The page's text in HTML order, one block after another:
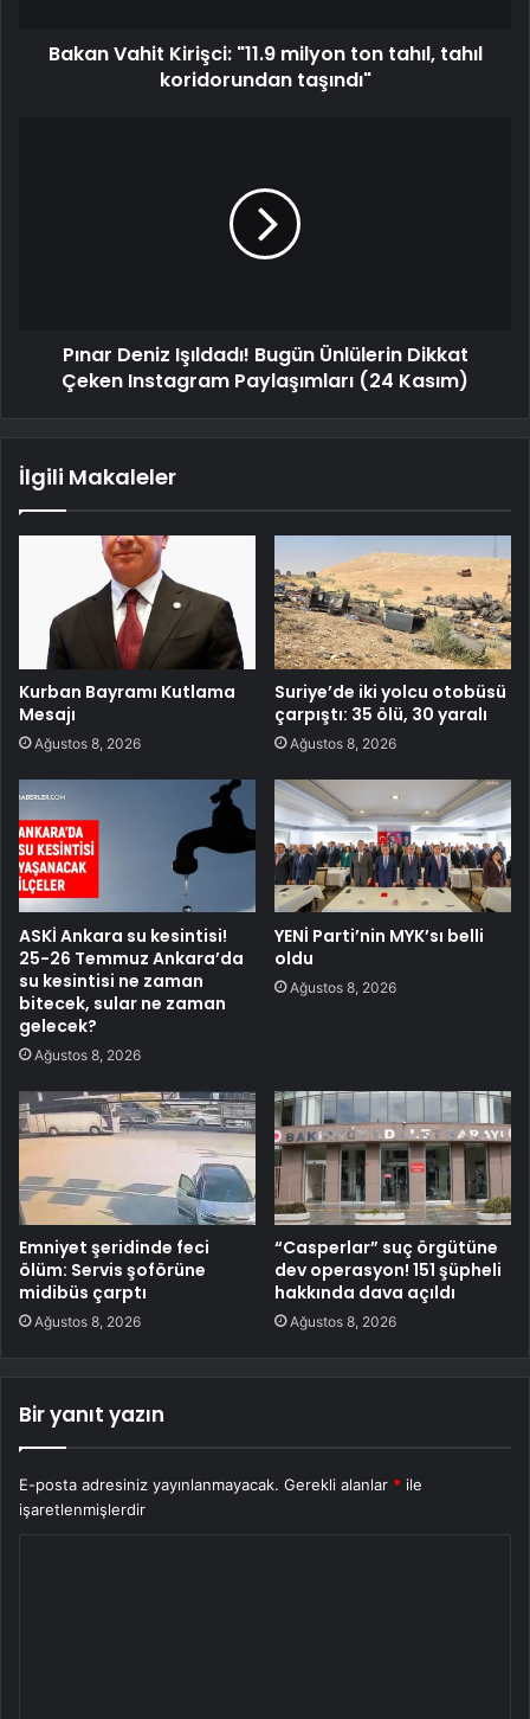
Bakan Vahit Kirişci: "11.9 milyon ton tahıl, tahıl
koridorundan taşındı"
Pınar Deniz Işıldadı! Bugün Ünlülerin Dikkat
Çeken Instagram Paylaşımları (24 Kasım)
İlgili Makaleler
Kurban Bayramı Kutlama
Mesajı
Ağustos 8, 2026
Suriye’de iki yolcu otobüsü
çarpıştı: 35 ölü, 30 yaralı
Ağustos 8, 2026
ASKİ Ankara su kesintisi!
25-26 Temmuz Ankara’da
su kesintisi ne zaman
bitecek, sular ne zaman
gelecek?
Ağustos 8, 2026
YENİ Parti’nin MYK’sı belli
oldu
Ağustos 8, 2026
Emniyet şeridinde feci
ölüm: Servis şoförüne
midibüs çarptı
Ağustos 8, 2026
“Casperlar” suç örgütüne
dev operasyon! 151 şüpheli
hakkında dava açıldı
Ağustos 8, 2026
Bir yanıt yazın
E-posta adresiniz yayınlanmayacak. Gerekli alanlar * ile
işaretlenmişlerdir